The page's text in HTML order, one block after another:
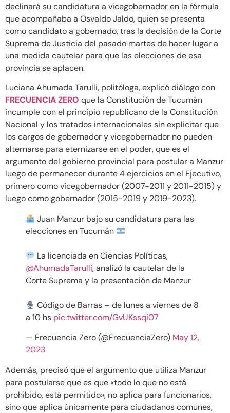
declinará su candidatura a vicegobernador en la fórmula
que acompañaba a Osvaldo Jaldo, quien se presenta
como candidato a gobernado, tras la decisión de la Corte
Suprema de Justicia del pasado martes de hacer lugar a
una medida cautelar para que las elecciones de esa
provincia se aplacen.
Luciana Ahumada Tarulli, politóloga, explicó diálogo con
FRECUENCIA ZERO que la Constitución de Tucumán
incumple con el principio republicano de la Constitución
Nacional y los tratados internacionales sin explicitar que
los cargos de gobernador y vicegobernador no pueden
alternarse para eternizarse en el poder, que es el
argumento del gobierno provincial para postular a Manzur
luego de permanecer durante 4 ejercicios en el Ejecutivo,
primero como vicegobernador (2007-2011 y 2011-2015) y
luego como gobernador (2015-2019 y 2019-2023).
Juan Manzur bajo su candidatura para las
elecciones en Tucumán
La licenciada en Ciencias Políticas,
@AhumadaTarulli, analizó la cautelar de la
Corte Suprema y la presentación de Manzur
Código de Barras – de lunes a viernes de 8
a 10 hs pic.twitter.com/GvUKssqi07
— Frecuencia Zero (@FrecuenciaZero) May 12,
2023
Además, precisó que el argumento que utiliza Manzur
para postularse que es que «todo lo que no está
prohibido, está permitido», no aplica para funcionarios,
sino que aplica únicamente para ciudadanos comunes,